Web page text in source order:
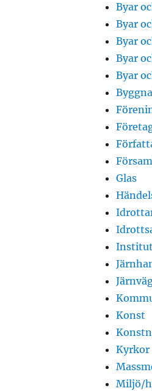
Byar
Byar
Byar
Byar
Byar
Glas
Konst
Kyrkor
Miljö/